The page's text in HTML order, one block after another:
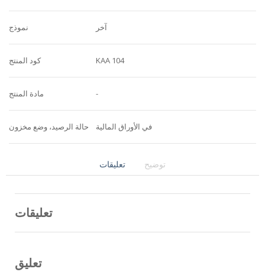
نموذج آخر
كود المنتج KAA 104
مادة المنتج -
حالة الرصيد، وضع مخزون في الأوراق المالية
تعليقات توضيح
تعليقات
تعليق